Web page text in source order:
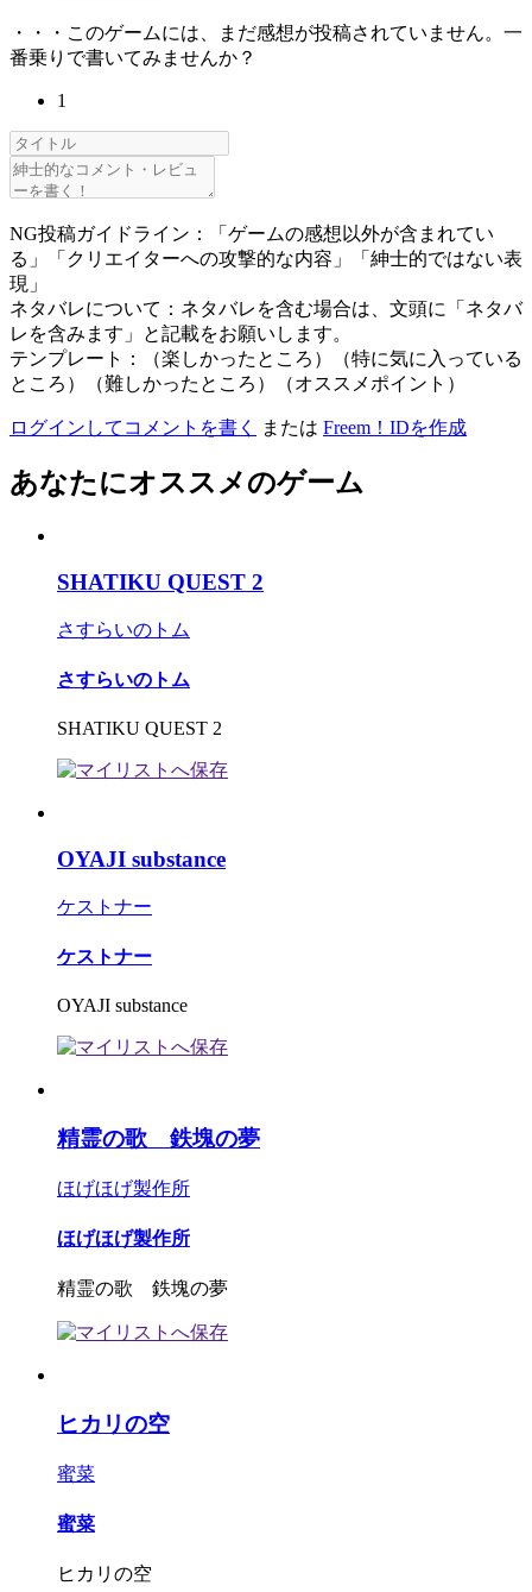
・・・このゲームには、まだ感想が投稿されていません。一
番乗りで書いてみませんか？
1
NG投稿ガイドライン：「ゲームの感想以外が含まれてい
る」「クリエイターへの攻撃的な内容」「紳士的ではない表
現」
ネタバレについて：ネタバレを含む場合は、文頭に「ネタバ
レを含みます」と記載をお願いします。
テンプレート：（楽しかったところ）（特に気に入っている
ところ）（難しかったところ）（オススメポイント）
ログインしてコメントを書く または Freem！IDを作成
あなたにオススメのゲーム
SHATIKU QUEST 2
さすらいのトム
さすらいのトム
SHATIKU QUEST 2
OYAJI substance
ケストナー
ケストナー
OYAJI substance
精霊の歌 鉄塊の夢
ほげほげ製作所
ほげほげ製作所
精霊の歌 鉄塊の夢
ヒカリの空
蜜菜
蜜菜
ヒカリの空